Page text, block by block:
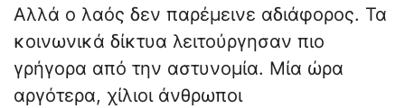
Αλλά ο λαός δεν παρέμεινε αδιάφορος. Τα
κοινωνικά δίκτυα λειτούργησαν πιο
γρήγορα από την αστυνομία. Μία ώρα
αργότερα, χίλιοι άνθρωποι